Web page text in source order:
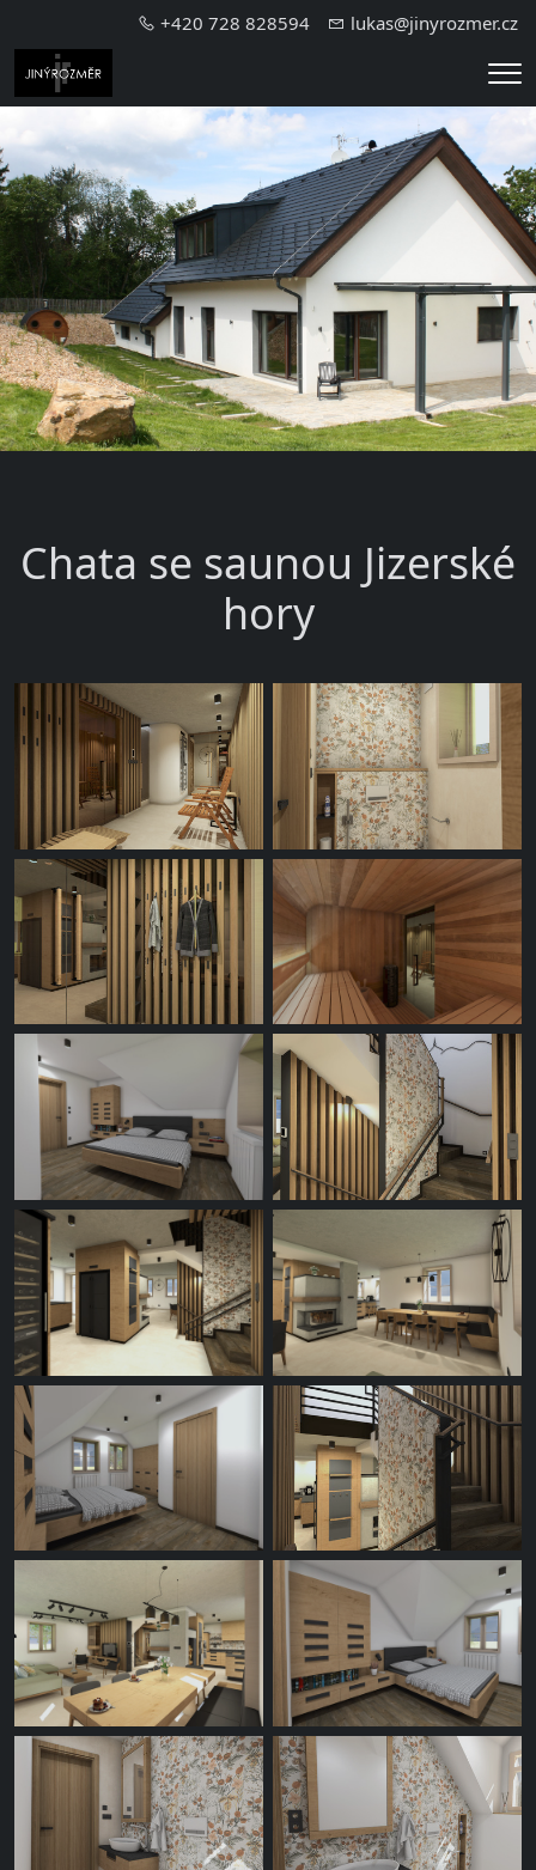
+420 728 828594 lukas@jinyrozmer.cz
Chata se saunou Jizerské
hory